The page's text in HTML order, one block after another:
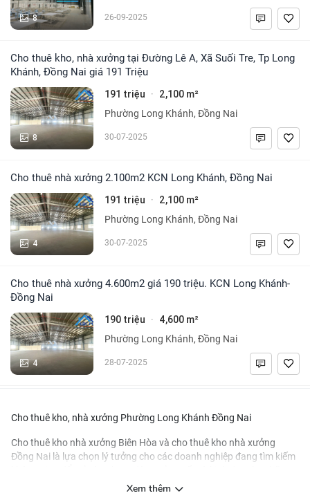
8 26-09-2025
Cho thuê kho, nhà xưởng tại Đường Lê A, Xã Suối Tre, Tp Long
Khánh, Đồng Nai giá 191 Triệu
8
191 triệu · 2,100 m²
Phường Long Khánh, Đồng Nai
30-07-2025
Cho thuê nhà xưởng 2.100m2 KCN Long Khánh, Đồng Nai
4
191 triệu · 2,100 m²
Phường Long Khánh, Đồng Nai
30-07-2025
Cho thuê nhà xưởng 4.600m2 giá 190 triệu. KCN Long Khánh-
Đồng Nai
4
190 triệu · 4,600 m²
Phường Long Khánh, Đồng Nai
28-07-2025
Cho thuê kho, nhà xưởng Phường Long Khánh Đồng Nai
Cho thuê kho nhà xưởng Biên Hòa và cho thuê kho nhà xưởng
Đồng Nai là lựa chọn lý tưởng cho các doanh nghiệp đang tìm kiếm
khu vực này được biết đến với vị trí địa lý thuận lợi và hệ thống hạ
Xem thêm